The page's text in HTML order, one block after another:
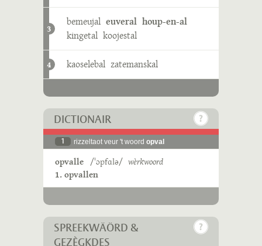
3
bemeujal euveral houp-en-al
kingetal koojestal
4 kaoselebal zatemanskal
DICTIONAIR
1 rizzeltaot veur 't woord opval
opvalle /ˈɔpfɑlə/ wèrkwoord
1. opvallen
SPREEKWÄÖRD &
GEZÈGKDES